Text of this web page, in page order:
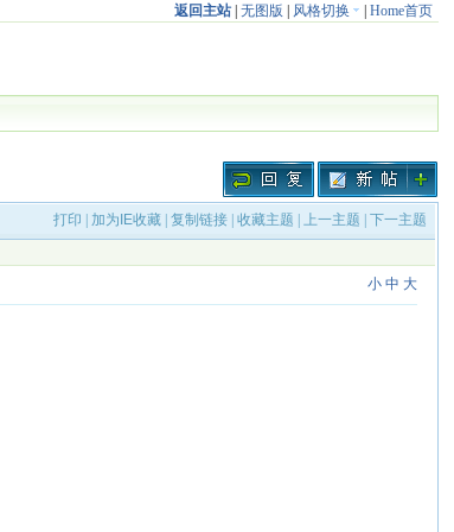
返回主站| 无图版 风格切换 Home首页
打印 加为IE收藏 |复制链接 |收藏主题 |上一主题 |下一主题
小 中 大